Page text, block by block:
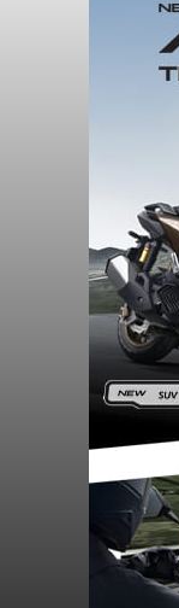
Sempat
Pria Asal
Tak
Lingkungan
Kota Denpasar,
Dedi Wiranata
pesisir Pantai
Sebelum
sempat
melalui pesan
mengirimkan